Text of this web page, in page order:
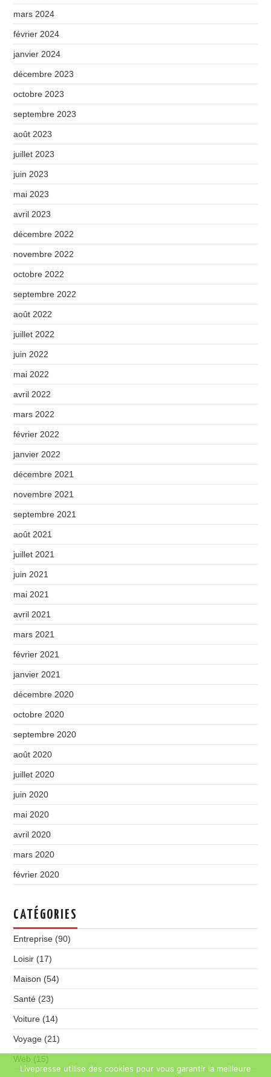
mars 2024
février 2024
janvier 2024
décembre 2023
octobre 2023
septembre 2023
août 2023
juillet 2023
juin 2023
mai 2023
avril 2023
décembre 2022
novembre 2022
octobre 2022
septembre 2022
août 2022
juillet 2022
juin 2022
mai 2022
avril 2022
mars 2022
février 2022
janvier 2022
décembre 2021
novembre 2021
septembre 2021
août 2021
juillet 2021
juin 2021
mai 2021
avril 2021
mars 2021
février 2021
janvier 2021
décembre 2020
octobre 2020
septembre 2020
août 2020
juillet 2020
juin 2020
mai 2020
avril 2020
mars 2020
février 2020
CATÉGORIES
Entreprise (90)
Loisir (17)
Maison (54)
Santé (23)
Voiture (14)
Voyage (21)
Web (15)
Livepresse utilise des cookies pour vous garantir la meilleure